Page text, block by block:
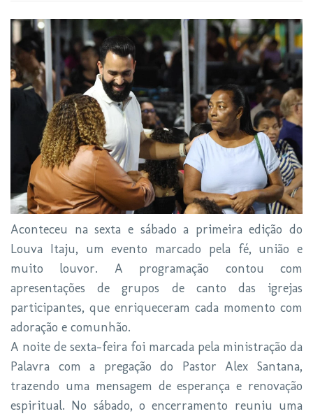
Aconteceu na sexta e sábado a primeira edição do
Louva Itaju, um evento marcado pela fé, união e
muito louvor. A programação contou com
apresentações de grupos de canto das igrejas
participantes, que enriqueceram cada momento com
adoração e comunhão.
A noite de sexta-feira foi marcada pela ministração da
Palavra com a pregação do Pastor Alex Santana,
trazendo uma mensagem de esperança e renovação
espiritual. No sábado, o encerramento reuniu uma